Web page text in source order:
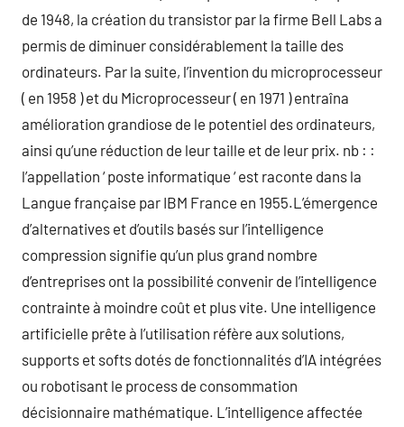
de 1948, la création du transistor par la firme Bell Labs a
permis de diminuer considérablement la taille des
ordinateurs. Par la suite, l’invention du microprocesseur
( en 1958 ) et du Microprocesseur ( en 1971 ) entraîna
amélioration grandiose de le potentiel des ordinateurs,
ainsi qu’une réduction de leur taille et de leur prix. nb : :
l’appellation ‘ poste informatique ‘ est raconte dans la
Langue française par IBM France en 1955.L’émergence
d’alternatives et d’outils basés sur l’intelligence
compression signifie qu’un plus grand nombre
d’entreprises ont la possibilité convenir de l’intelligence
contrainte à moindre coût et plus vite. Une intelligence
artificielle prête à l’utilisation réfère aux solutions,
supports et softs dotés de fonctionnalités d’IA intégrées
ou robotisant le process de consommation
décisionnaire mathématique. L’intelligence affectée